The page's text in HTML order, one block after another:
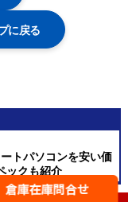
に戻る
トパソコンを安い価
ックも紹介